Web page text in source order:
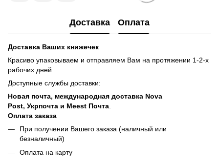
Доставка Оплата
Доставка Ваших книжечек
Красиво упаковываем и отправляем Вам на протяжении 1-2-х
рабочих дней
Доступные службы доставки:
Новая почта, международная доставка Nova
Post, Укрпочта и Meest Почта
Оплата заказа
При получении Вашего заказа (наличный или
безналичный)
Оплата на карту